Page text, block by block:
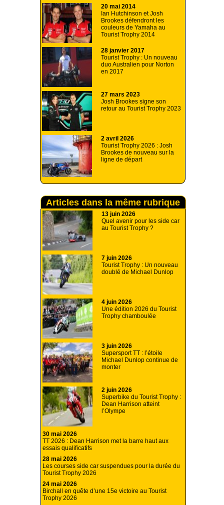
20 mai 2014
Ian Hutchinson et Josh
Brookes défendront les
couleurs de Yamaha au
Tourist Trophy 2014
28 janvier 2017
Tourist Trophy : Un nouveau
duo Australien pour Norton
en 2017
27 mars 2023
Josh Brookes signe son
retour au Tourist Trophy 2023
2 avril 2026
Tourist Trophy 2026 : Josh
Brookes de nouveau sur la
ligne de départ
Articles dans la même rubrique
13 juin 2026
Quel avenir pour les side car
au Tourist Trophy ?
7 juin 2026
Tourist Trophy : Un nouveau
doublé de Michael Dunlop
4 juin 2026
Une édition 2026 du Tourist
Trophy chamboulée
3 juin 2026
Supersport TT : l’étoile
Michael Dunlop continue de
monter
2 juin 2026
Superbike du Tourist Trophy :
Dean Harrison atteint
l’Olympe
30 mai 2026
TT 2026 : Dean Harrison met la barre haut aux
essais qualificatifs
28 mai 2026
Les courses side car suspendues pour la durée du
Tourist Trophy 2026
24 mai 2026
Birchall en quête d’une 15e victoire au Tourist
Trophy 2026